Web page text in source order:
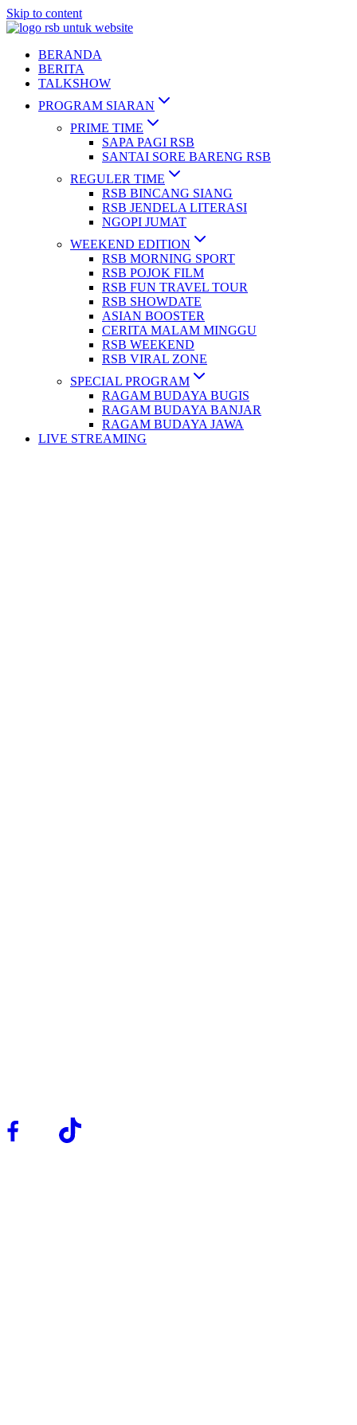
Skip to content
BERANDA
BERITA
TALKSHOW
PROGRAM SIARAN
PRIME TIME
SAPA PAGI RSB
SANTAI SORE BARENG RSB
REGULER TIME
RSB BINCANG SIANG
RSB JENDELA LITERASI
NGOPI JUMAT
WEEKEND EDITION
RSB MORNING SPORT
RSB POJOK FILM
RSB FUN TRAVEL TOUR
RSB SHOWDATE
ASIAN BOOSTER
CERITA MALAM MINGGU
RSB WEEKEND
RSB VIRAL ZONE
SPECIAL PROGRAM
RAGAM BUDAYA BUGIS
RAGAM BUDAYA BANJAR
RAGAM BUDAYA JAWA
LIVE STREAMING